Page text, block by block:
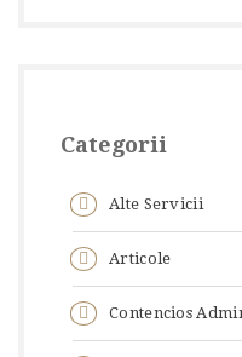
Categorii
Alte Servicii
Articole
Contencios